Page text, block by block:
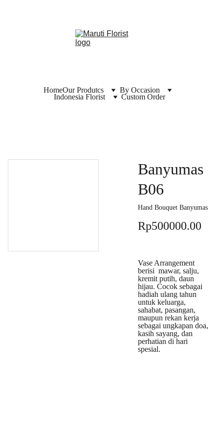
HomeOur Produtcs
By Occasion
Indonesia Florist
Custom Order
Banyumas
B06
Hand Bouquet Banyumas
Rp500000.00
Vase Arrangement
berisi mawar, salju,
kremit putih, daun
hijau. Cocok sebagai
hadiah ulang tahun
untuk keluarga,
sahabat, pasangan,
maupun rekan kerja
sebagai ungkapan doa,
kasih sayang, dan
perhatian di hari
spesial.